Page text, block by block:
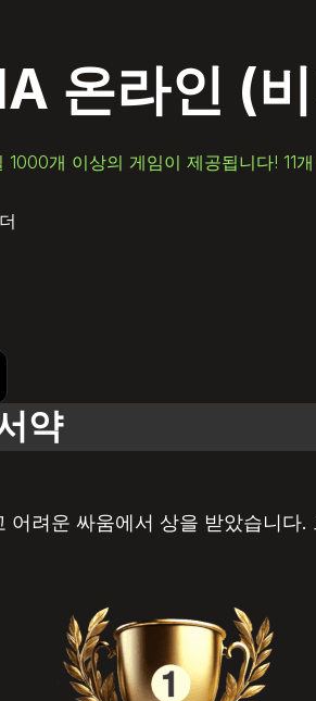
온라인 (
1000개 이상의 게임이 제공됩니다! 11
약
려운 싸움에서 상을 받았습니다